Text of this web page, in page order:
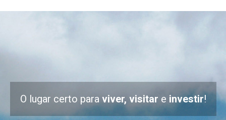
O lugar certo para viver, visitar e investir!